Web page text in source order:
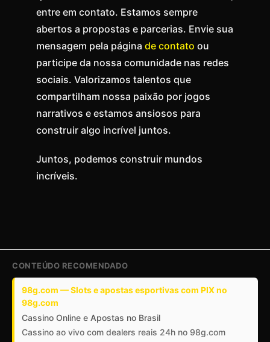
entre em contato. Estamos sempre
abertos a propostas e parcerias. Envie sua
mensagem pela página de contato ou
participe da nossa comunidade nas redes
sociais. Valorizamos talentos que
compartilham nossa paixão por jogos
narrativos e estamos ansiosos para
construir algo incrível juntos.
Juntos, podemos construir mundos
incríveis.
CONTEÚDO RECOMENDADO
98g.com — Slots e apostas esportivas com PIX no
98g.com
Cassino Online e Apostas no Brasil
Cassino ao vivo com dealers reais 24h no 98g.com